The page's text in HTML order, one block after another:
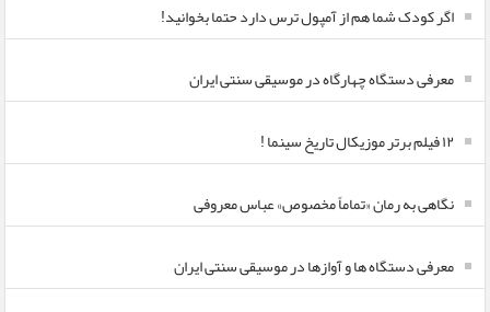
اگر کودک شما هم از آمپول ترس دارد حتما بخوانید!
معرفی دستگاه چهارگاه در موسیقی سنتی ایران
۱۲ فیلم برتر موزیکال تاریخ سینما !
نگاهی به رمان «تماماً مخصوص» عباس معروفی
معرفی دستگاه ها و آوازها در موسیقی سنتی ایران